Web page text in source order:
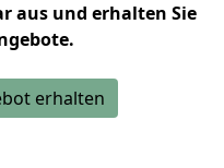
aus und erhalten Sie
erhalten